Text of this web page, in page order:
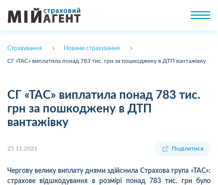
Страхування Новини страхування
СГ «ТАС» виплатила понад 783 тис. грн за пошкоджену в ДТП вантажівку
СГ «ТАС» виплатила понад 783 тис.
грн за пошкоджену в ДТП
вантажівку
25.11.2021 Поділитися
Чергову велику виплату днями здійснила Страхова група «ТАС»:
страхове відшкодування в розмірі понад 783 тис. грн було